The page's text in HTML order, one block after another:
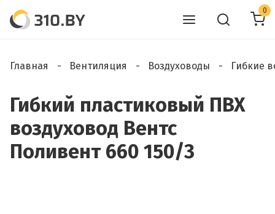
0
Главная Вентиляция Воздуховоды Гибкие
Гибкий пластиковый ПВХ
воздуховод Вентс
Поливент 660 150/3